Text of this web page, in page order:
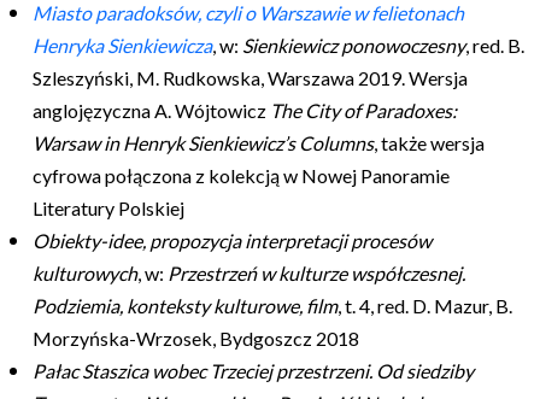
Miasto paradoksów, czyli o Warszawie w felietonach
Henryka Sienkiewicza, w: Sienkiewicz ponowoczesny, red. B.
Szleszyński, M. Rudkowska, Warszawa 2019. Wersja
anglojęzyczna A. Wójtowicz The City of Paradoxes:
Warsaw in Henryk Sienkiewicz’s Columns, także wersja
cyfrowa połączona z kolekcją w Nowej Panoramie
Literatury Polskiej
Obiekty-idee, propozycja interpretacji procesów
kulturowych, w: Przestrzeń w kulturze współczesnej.
Podziemia, konteksty kulturowe, film, t. 4, red. D. Mazur, B.
Morzyńska-Wrzosek, Bydgoszcz 2018
Pałac Staszica wobec Trzeciej przestrzeni. Od siedziby